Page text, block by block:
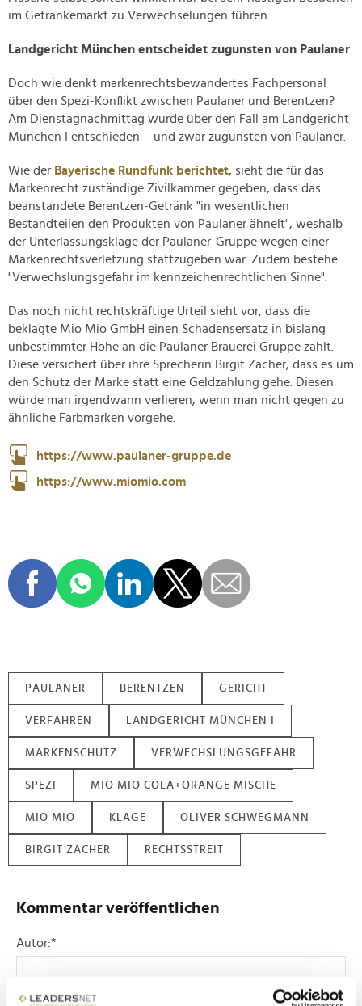
im Getränkemarkt zu Verwechselungen führen.
Landgericht München entscheidet zugunsten von Paulaner
Doch wie denkt markenrechtsbewandertes Fachpersonal
über den Spezi-Konflikt zwischen Paulaner und Berentzen?
Am Dienstagnachmittag wurde über den Fall am Landgericht
München I entschieden – und zwar zugunsten von Paulaner.
Wie der Bayerische Rundfunk berichtet, sieht die für das
Markenrecht zuständige Zivilkammer gegeben, dass das
beanstandete Berentzen-Getränk "in wesentlichen
Bestandteilen den Produkten von Paulaner ähnelt", weshalb
der Unterlassungsklage der Paulaner-Gruppe wegen einer
Markenrechtsverletzung stattzugeben war. Zudem bestehe
"Verwechslungsgefahr im kennzeichenrechtlichen Sinne".
Das noch nicht rechtskräftige Urteil sieht vor, dass die
beklagte Mio Mio GmbH einen Schadensersatz in bislang
unbestimmter Höhe an die Paulaner Brauerei Gruppe zahlt.
Diese versichert über ihre Sprecherin Birgit Zacher, dass es um
den Schutz der Marke statt eine Geldzahlung gehe. Diesen
würde man irgendwann verlieren, wenn man nicht gegen zu
ähnliche Farbmarken vorgehe.
https://www.paulaner-gruppe.de
https://www.miomio.com
PAULANER BERENTZEN GERICHT
VERFAHREN LANDGERICHT MÜNCHEN I
MARKENSCHUTZ VERWECHSLUNGSGEFAHR
SPEZI MIO MIO COLA+ORANGE MISCHE
MIO MIO KLAGE OLIVER SCHWEGMANN
BIRGIT ZACHER RECHTSSTREIT
Kommentar veröffentlichen
Autor:*